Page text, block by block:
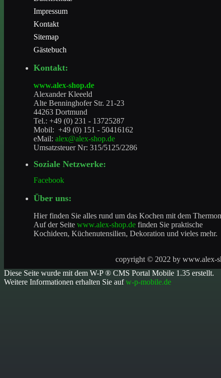
Impressum
Kontakt
Sitemap
Gästebuch
Kontakt:
www.alex-shop.de
Alexander Kleeeld
Alte Benninghofer Str. 21-23
44263 Dortmund
Tel.: +49 (0) 231 - 13725287
Mobil: +49 (0) 151 - 50416162
eMail: alex@alex-shop.de
Umsatzsteuer Nr: 315/5125/2286
Soziale Netzwerke:
Facebook
Über uns:
Hier finden Sie alles rund um das Kochen mit dem
Auf der Seite www.alex-shop.de finden Sie praktische
Kochideen, Küchenutensilien, Dekoration und vieles mehr.
copyright © 2022 by www.alex-
Diese Seite wurde mit dem W-P ® CMS Portal Mobile 1.35 erstellt.
Weitere Informationen erhalten Sie aufw-p-mobile.de